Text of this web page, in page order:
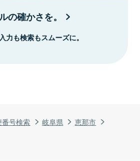
番号検索 岐阜県
恵那市
の確かさを。
力も検索もスムーズに。